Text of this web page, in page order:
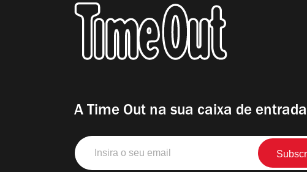
A Time Out na sua caixa de entrada
Insira
o